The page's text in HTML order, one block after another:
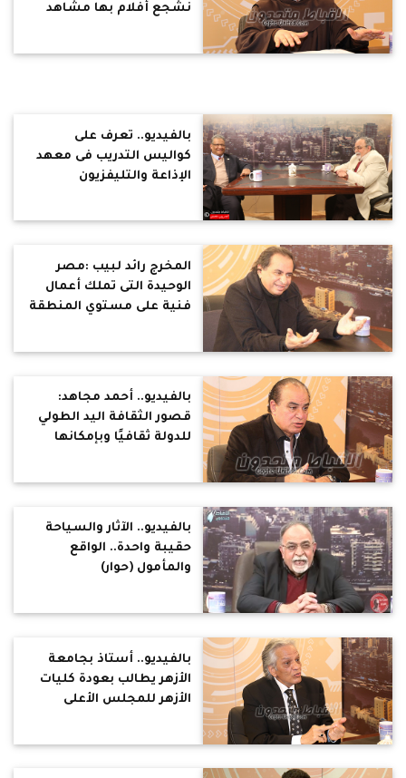
نشجع أفلام بها مشاهد
بالفيديو.. تعرف على
كواليس التدريب فى معهد
الإذاعة والتليفزيون
المخرج رائد لبيب :مصر
الوحيدة التى تملك أعمال
فنية على مستوي المنطقة
بالفيديو.. أحمد مجاهد:
قصور الثقافة اليد الطولي
للدولة ثقافيًا وبإمكانها
بالفيديو.. الآثار والسياحة
حقيبة واحدة.. الواقع
والمأمول (حوار)
بالفيديو.. أستاذ بجامعة
الأزهر يطالب بعودة كليات
الأزهر للمجلس الأعلى